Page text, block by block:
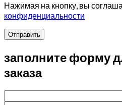
Нажимая на кнопку, вы
конфиденциальности
Отправить
заполните форму
заказа